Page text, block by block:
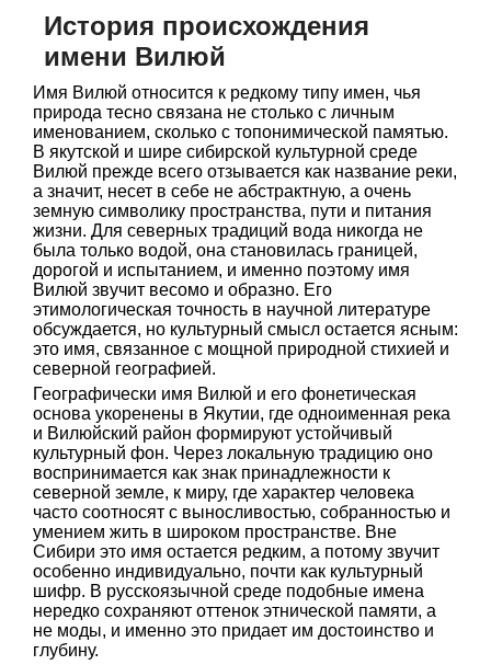
История происхождения
имени Вилюй
Имя Вилюй относится к редкому типу имен, чья
природа тесно связана не столько с личным
именованием, сколько с топонимической памятью.
В якутской и шире сибирской культурной среде
Вилюй прежде всего отзывается как название реки,
а значит, несет в себе не абстрактную, а очень
земную символику пространства, пути и питания
жизни. Для северных традиций вода никогда не
была только водой, она становилась границей,
дорогой и испытанием, и именно поэтому имя
Вилюй звучит весомо и образно. Его
этимологическая точность в научной литературе
обсуждается, но культурный смысл остается ясным:
это имя, связанное с мощной природной стихией и
северной географией.
Географически имя Вилюй и его фонетическая
основа укоренены в Якутии, где одноименная река
и Вилюйский район формируют устойчивый
культурный фон. Через локальную традицию оно
воспринимается как знак принадлежности к
северной земле, к миру, где характер человека
часто соотносят с выносливостью, собранностью и
умением жить в широком пространстве. Вне
Сибири это имя остается редким, а потому звучит
особенно индивидуально, почти как культурный
шифр. В русскоязычной среде подобные имена
нередко сохраняют оттенок этнической памяти, а
не моды, и именно это придает им достоинство и
глубину.